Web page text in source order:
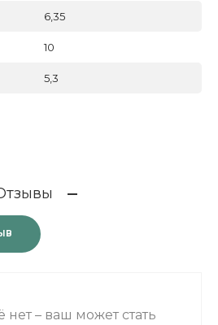
6,35
10
5,3
– ваш может стать